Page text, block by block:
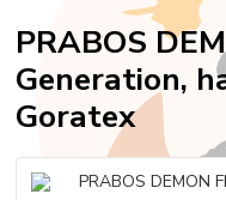
PRABOS
Generation,
Goratex